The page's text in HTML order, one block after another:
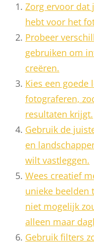
Zorg ervoor dat
hebt voor het
Probeer
gebruiken om
creëren.
Kies een goede
fotograferen,
resultaten krijgt.
Gebruik de
en
wilt vastleggen.
Wees creatief
unieke beelden
niet mogelijk
alleen maar
Gebruik filters